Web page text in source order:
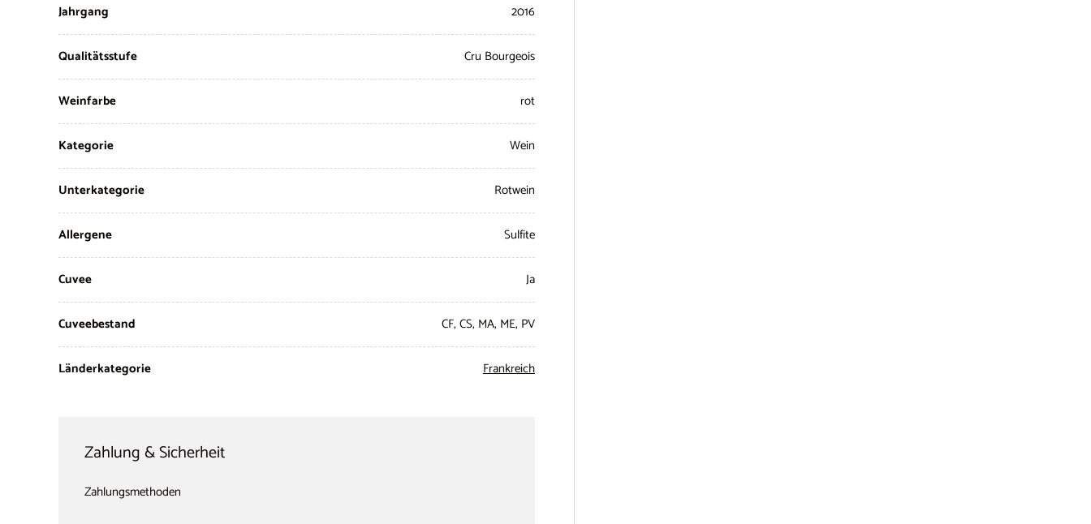
Jahrgang 2016
Qualitätsstufe Cru Bourgeois
Weinfarbe rot
Kategorie Wein
Unterkategorie Rotwein
Allergene Sulfite
Cuvee Ja
Cuveebestand CF, CS, MA, ME, PV
Länderkategorie Frankreich
Zahlung & Sicherheit
Zahlungsmethoden